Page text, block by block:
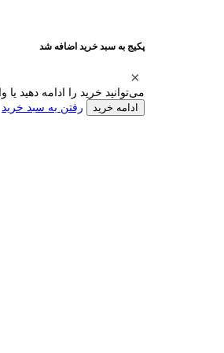
پکیج به سبد خرید اضافه شد
می‌توانید خرید را ادامه دهید یا
ادامه خرید رفتن به سبد خرید